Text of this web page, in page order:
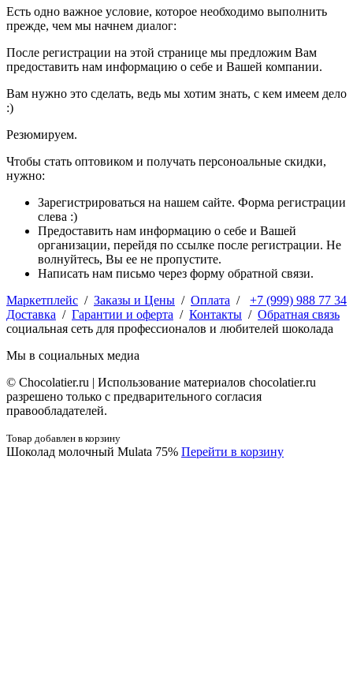
Есть одно важное условие, которое необходимо выполнить
прежде, чем мы начнем диалог:
После регистрации на этой странице мы предложим Вам
предоставить нам информацию о себе и Вашей компании.
Вам нужно это сделать, ведь мы хотим знать, с кем имеем дело
:)
Резюмируем.
Чтобы стать оптовиком и получать персоноальные скидки,
нужно:
Зарегистрироваться на нашем сайте. Форма регистрации
слева :)
Предоставить нам информацию о себе и Вашей
организации, перейдя по ссылке после регистрации. Не
волнуйтесь, Вы ее не пропустите.
Написать нам письмо через форму обратной связи.
+7 (999) 988 77 34
Маркетплейс / Заказы и Цены / Оплата /
Доставка / Гарантии и оферта / Контакты / Обратная связь
социальная сеть для профессионалов и любителей шоколада
Мы в социальных медиа
© Сhocolatier.ru | Использование материалов chocolatier.ru
разрешено только с предварительного согласия
правообладателей.
Товар добавлен в корзину
Шоколад молочный Mulata 75% Перейти в корзину